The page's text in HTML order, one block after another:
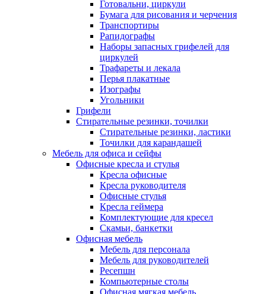
Готовальни, циркули
Бумага для рисования и черчения
Транспортиры
Рапидографы
Наборы запасных грифелей для
циркулей
Трафареты и лекала
Перья плакатные
Изографы
Угольники
Грифели
Стирательные резинки, точилки
Стирательные резинки, ластики
Точилки для карандашей
Мебель для офиса и сейфы
Офисные кресла и стулья
Кресла офисные
Кресла руководителя
Офисные стулья
Кресла геймера
Комплектующие для кресел
Скамьи, банкетки
Офисная мебель
Мебель для персонала
Мебель для руководителей
Ресепшн
Компьютерные столы